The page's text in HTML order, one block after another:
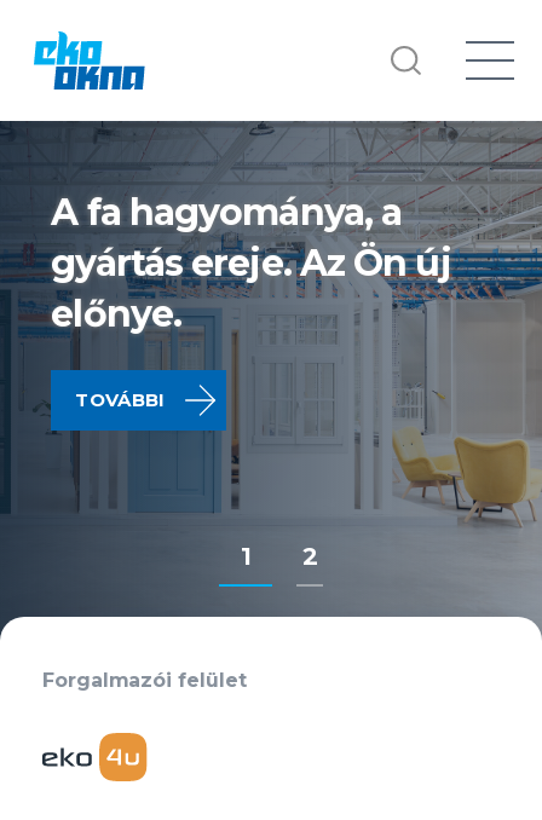
A fa hagyománya, a
gyártás ereje. Az Ön új
előnye.
TOVÁBBI
1 2
Forgalmazói felület